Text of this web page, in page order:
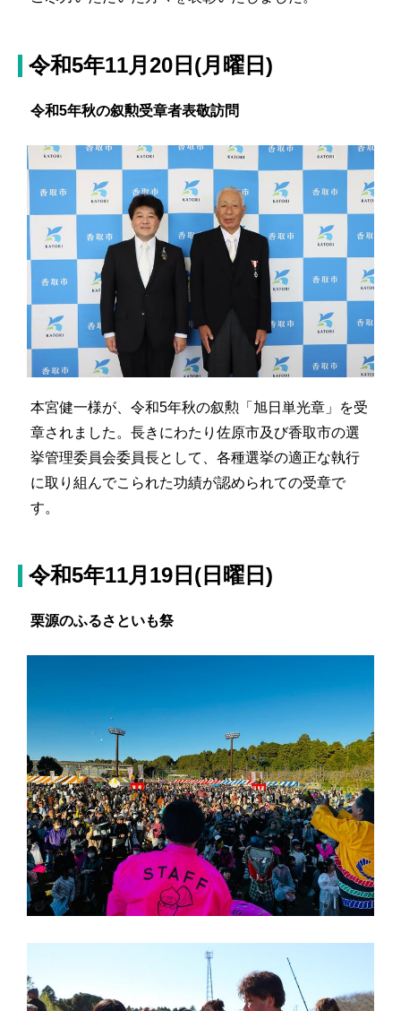
令和5年11月20日(月曜日)
令和5年秋の叙勲受章者表敬訪問
本宮健一様が、令和5年秋の叙勲「旭日単光章」を受
章されました。長きにわたり佐原市及び香取市の選
挙管理委員会委員長として、各種選挙の適正な執行
に取り組んでこられた功績が認められての受章で
す。
令和5年11月19日(日曜日)
栗源のふるさといも祭